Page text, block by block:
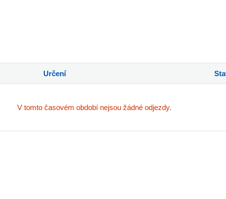
Určení
V tomto časovém období nejsou žádné odjezdy.